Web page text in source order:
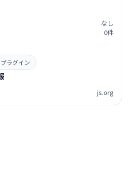
なし
0件
ラグイン
js.org